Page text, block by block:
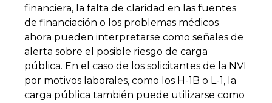
financiera, la falta de claridad en las fuentes
de financiación o los problemas médicos
ahora pueden interpretarse como señales de
alerta sobre el posible riesgo de carga
pública. En el caso de los solicitantes de la NVI
por motivos laborales, como los H-1B o L-1, la
carga pública también puede utilizarse como